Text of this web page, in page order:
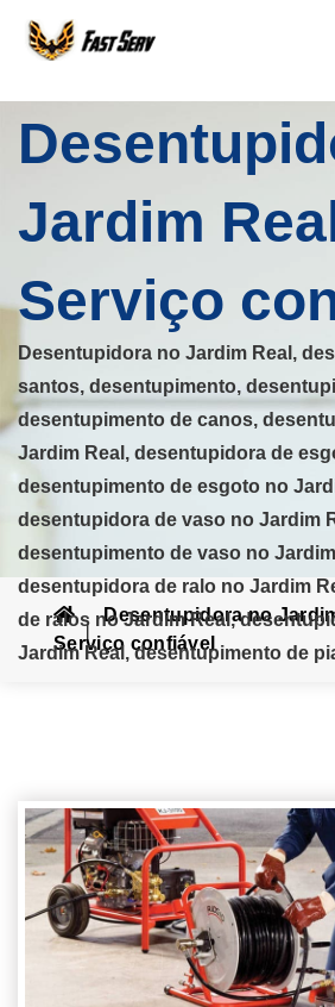
Jardim
Serviço
Desentupidora no Jardim Real,
santos, desentupimento,
desentupimento de canos,
Jardim Real, desentupidora de
desentupimento de esgoto no
desentupidora de vaso no Jardim
desentupimento de vaso no
desentupidora de ralo no Jardim
de ralos no Jardim Real,
Jardim Real, desentupimento de
Desentupidora no
Serviço confiável